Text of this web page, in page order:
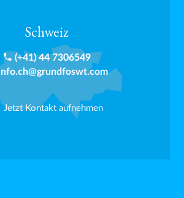
Schweiz
phone (+41) 44 7306549
Jetzt Kontakt aufnehmen